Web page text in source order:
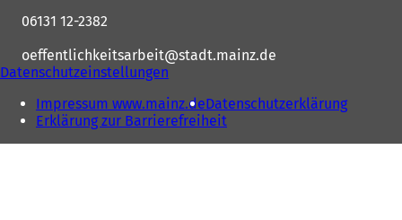
06131 12-2382
oeffentlichkeitsarbeit
stadt.mainz de
Datenschutzeinstellungen
Impressum www.mainz.deDatenschutzerklärung
Erklärung zur Barrierefreiheit